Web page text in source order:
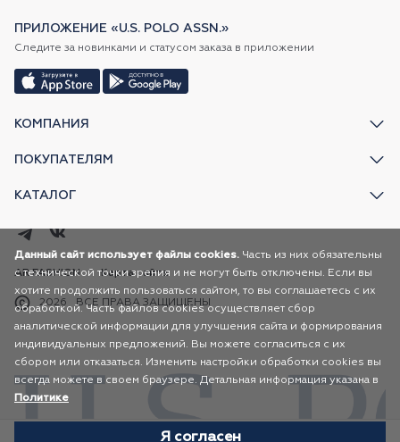
КОМПАНИЯ
ПОКУПАТЕЛЯМ
КАТАЛОГ
ПРИЛОЖЕНИЕ «U.S. POLO ASSN.»
Следите за новинками и статусом заказа в приложении
2026 ВСЕ ПРАВА ЗАЩИЩЕНЫ
AR FASHION Карта сайта
Данный сайт использует файлы cookies. Часть из них обязательны
с технической точки зрения и не могут быть отключены. Если вы
хотите продолжить пользоваться сайтом, то вы соглашаетесь с их
обработкой. Часть файлов cookies осуществляет сбор
аналитической информации для улучшения сайта и формирования
индивидуальных предложений. Вы можете согласиться с их
сбором или отказаться. Изменить настройки обработки cookies вы
всегда можете в своем браузере. Детальная информация указана в
Политике
Я согласен